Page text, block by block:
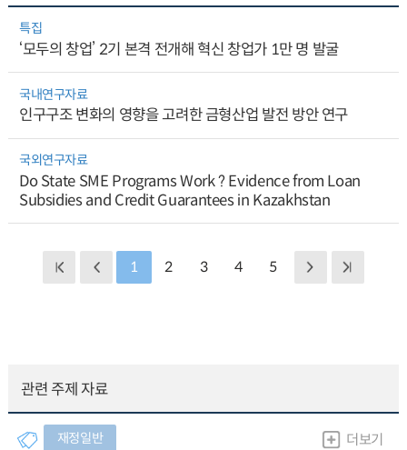
특집
‘모두의 창업’ 2기 본격 전개해 혁신 창업가 1만 명 발굴
국내연구자료
인구구조 변화의 영향을 고려한 금형산업 발전 방안 연구
국외연구자료
Do State SME Programs Work ? Evidence from Loan
Subsidies and Credit Guarantees in Kazakhstan
1 2 3 4 5
관련 주제 자료
재정일반 더보기